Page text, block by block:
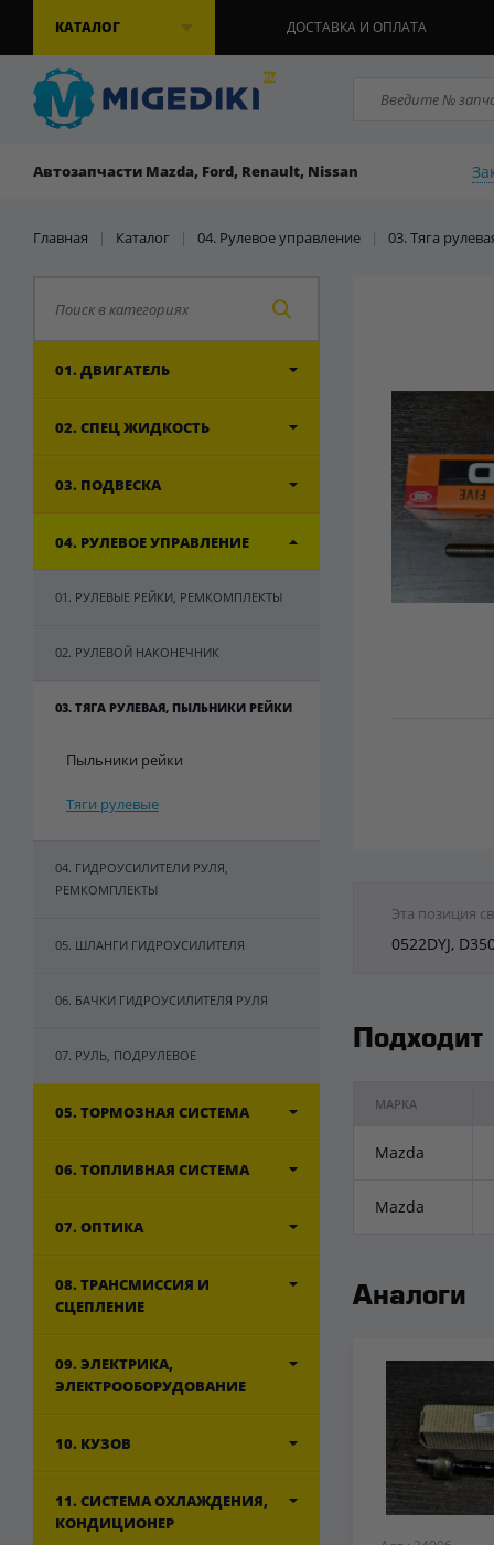
КАТАЛОГ ДОСТАВКА И ОПЛАТА
Автозапчасти Mazda, Ford, Renault, Nissan
Главная | Каталог | 04. Рулевое управление | 03. Тяга
01. ДВИГАТЕЛЬ
02. СПЕЦ ЖИДКОСТЬ
03. ПОДВЕСКА
04. РУЛЕВОЕ УПРАВЛЕНИЕ
01. РУЛЕВЫЕ РЕЙКИ, РЕМКОМПЛЕКТЫ
02. РУЛЕВОЙ НАКОНЕЧНИК
03. ТЯГА РУЛЕВАЯ, ПЫЛЬНИКИ РЕЙКИ
Пыльники рейки
Тяги рулевые
04. ГИДРОУСИЛИТЕЛИ РУЛЯ,
РЕМКОМПЛЕКТЫ
05. ШЛАНГИ ГИДРОУСИЛИТЕЛЯ
06. БАЧКИ ГИДРОУСИЛИТЕЛЯ РУЛЯ
07. РУЛЬ, ПОДРУЛЕВОЕ
05. ТОРМОЗНАЯ СИСТЕМА
06. ТОПЛИВНАЯ СИСТЕМА
07. ОПТИКА
08. ТРАНСМИССИЯ И
СЦЕПЛЕНИЕ
09. ЭЛЕКТРИКА,
ЭЛЕКТРООБОРУДОВАНИЕ
10. КУЗОВ
11. СИСТЕМА ОХЛАЖДЕНИЯ,
КОНДИЦИОНЕР
Эта позиция
0522DYJ,
Подходит
МАРКА
Mazda
Mazda
Аналоги